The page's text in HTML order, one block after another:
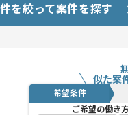
を絞って案件を探す
似た案
希望条件
ご希望の働き